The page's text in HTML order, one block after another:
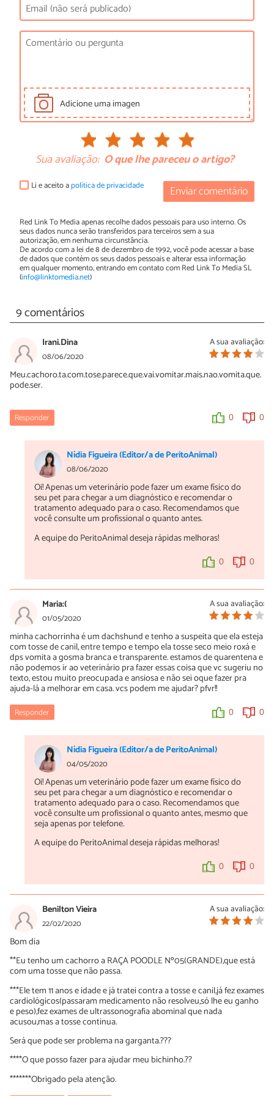
Adicione uma imagen
Sua avaliação: O que lhe pareceu o artigo?
Enviar comentário
Li e aceito apolítica de privacidade
Red Link To Media apenas recolhe dados pessoais para uso interno. Os
seus dados nunca serão transferidos para terceiros sem a sua
autorização, em nenhuma circunstância.
De acordo com a lei de 8 de dezembro de 1992, você pode acessar a base
de dados que contém os seus dados pessoais e alterar essa informação
em qualquer momento, entrando em contato com Red Link To Media SL
(info@linktomedia.net)
9 comentários
A sua avaliação:
Irani.Dina
08/06/2020
Meu.cachoro.ta.com.tose.parece.que.vai.vomitar.mais.nao.vomita.que.
pode.ser.
Responder 0 0
Nídia Figueira (Editor/a de PeritoAnimal)
08/06/2020
Oi! Apenas um veterinário pode fazer um exame físico do
seu pet para chegar a um diagnóstico e recomendar o
tratamento adequado para o caso. Recomendamos que
você consulte um profissional o quanto antes.
A equipe do PeritoAnimal deseja rápidas melhoras!
0 0
A sua avaliação:
Maria:(
01/05/2020
minha cachorrinha é um dachshund e tenho a suspeita que ela esteja
com tosse de canil, entre tempo e tempo ela tosse seco meio roxá e
dps vomita a gosma branca e transparente. estamos de quarentena e
não podemos ir ao veterinário pra fazer essas coisa que vc sugeriu no
texto, estou muito preocupada e ansiosa e não sei oque fazer pra
ajuda-lá a melhorar em casa. vcs podem me ajudar? pfvr!!
Responder 0 0
Nídia Figueira (Editor/a de PeritoAnimal)
04/05/2020
Oi! Apenas um veterinário pode fazer um exame físico do
seu pet para chegar a um diagnóstico e recomendar o
tratamento adequado para o caso. Recomendamos que
você consulte um profissional o quanto antes, mesmo que
seja apenas por telefone.
A equipe do PeritoAnimal deseja rápidas melhoras!
0 0
A sua avaliação:
Benilton Vieira
22/02/2020
Bom dia
**Eu tenho um cachorro a RAÇA POODLE Nº05(GRANDE),que está
com uma tosse que não passa.
***Ele tem 11 anos e idade e já tratei contra a tosse e canil,já fez exames
cardiológicos(passaram medicamento não resolveu,só lhe eu ganho
e peso),fez exames de ultrassonografia abominal que nada
acusou,mas a tosse continua.
Será que pode ser problema na garganta.???
****O que posso fazer para ajudar meu bichinho.??
*******Obrigado pela atenção.